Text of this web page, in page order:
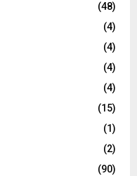
(48)
(4)
(4)
(4)
(4)
(15)
(1)
(2)
(90)